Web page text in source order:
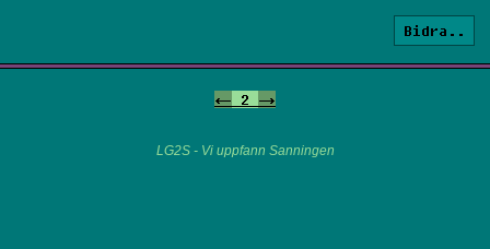
Bidra..
<- 2 ->
LG2S - Vi uppfann Sanningen